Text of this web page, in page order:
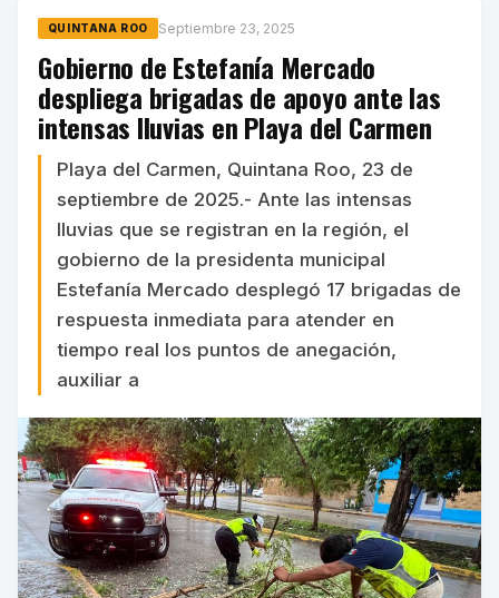
QUINTANA ROO Septiembre 23, 2025
Gobierno de Estefanía Mercado
despliega brigadas de apoyo ante las
intensas lluvias en Playa del Carmen
Playa del Carmen, Quintana Roo, 23 de
septiembre de 2025.- Ante las intensas
lluvias que se registran en la región, el
gobierno de la presidenta municipal
Estefanía Mercado desplegó 17 brigadas de
respuesta inmediata para atender en
tiempo real los puntos de anegación,
auxiliar a